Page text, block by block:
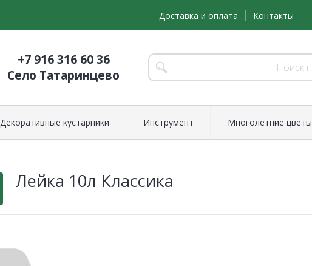
Доставка и оплата Контакты
+7 916 316 60 36
Село Татаринцево
Декоративные кустарники Инструмент Многолетние цветы
Лейка 10л Классика